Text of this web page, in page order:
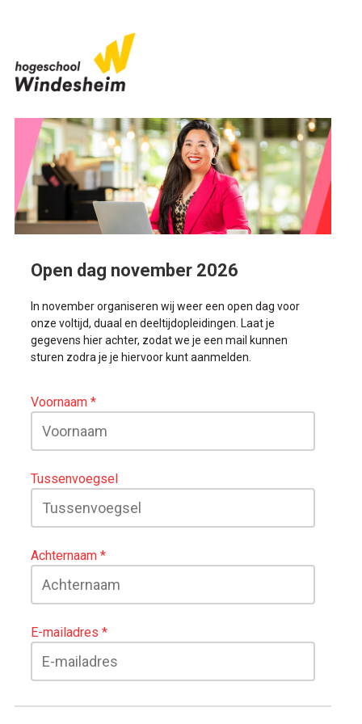
Open dag november 2026
In november organiseren wij weer een open dag voor
onze voltijd, duaal en deeltijdopleidingen. Laat je
gegevens hier achter, zodat we je een mail kunnen
sturen zodra je je hiervoor kunt aanmelden.
Voornaam
Tussenvoegsel
Achternaam
E-mailadres